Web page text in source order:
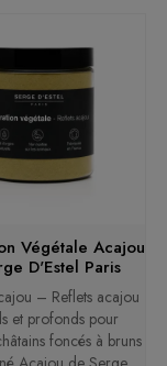
Végétale Acajou
D'Estel Paris
– Reflets acajou
et profonds pour
foncés à bruns